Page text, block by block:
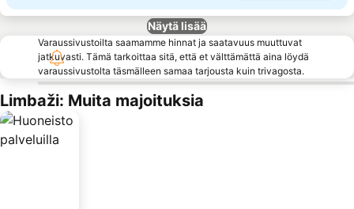
Näytä lisää
Varaussivustoilta saamamme hinnat ja saatavuus muuttuvat
jatkuvasti. Tämä tarkoittaa sitä, että et välttämättä aina löydä
varaussivustolta täsmälleen samaa tarjousta kuin trivagosta.
Limbaži: Muita majoituksia